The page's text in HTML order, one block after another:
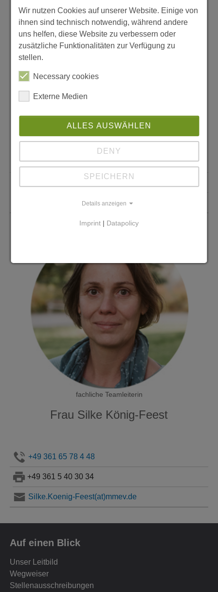
sozialpädagogische Mitarbeiterin
Frau Martina Lindig
MitMenschen e.V.
+49 (0)157 85 14 36 73
Martina.Lindig(at)mmev.de
fachliche Teamleiterin
Frau Silke König-Feest
+49 361 65 78 4 48
+49 361 5 40 30 34
Silke.Koenig-Feest(at)mmev.de
Auf einen Blick
Unser Leitbild
Wegweiser
Stellenausschreibungen
Wir nutzen Cookies auf unserer Website. Einige von
ihnen sind technisch notwendig, während andere
uns helfen, diese Website zu verbessern oder
zusätzliche Funktionalitäten zur Verfügung zu
stellen.
Necessary cookies
Externe Medien
ALLES AUSWÄHLEN
DENY
SPEICHERN
Details anzeigen
Imprint | Datapolicy